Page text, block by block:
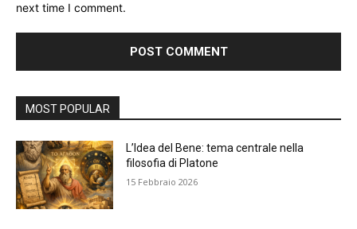
next time I comment.
MOST POPULAR
L’Idea del Bene: tema centrale nella
filosofia di Platone
15 Febbraio 2026